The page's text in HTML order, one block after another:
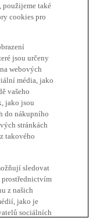
použijeme také
cookies pro
jsou určeny
webových
média, jako
vašeho
jako jsou
do nákupního
stránkách
takového
sledovat
prostřednictvím
z našich
jako je
sociálních